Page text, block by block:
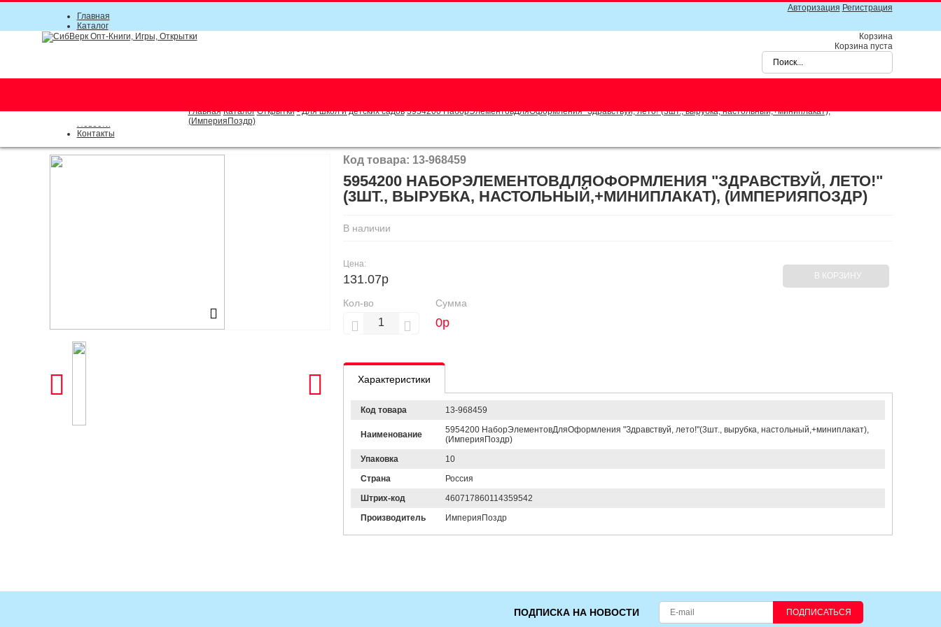
Авторизация Регистрация
Главная
Каталог
Прайс-листы
Доставка
Новости
Контакты
Корзина
Корзина пуста
Главная Каталог Открытки - Для школ и детских садов 5954200 НаборЭлементовДляОформления "Здравствуй, лето!"(3шт., вырубка, настольный,+миниплакат),
(ИмперияПоздр)
Код товара: 13-968459
5954200 НАБОРЭЛЕМЕНТОВДЛЯОФОРМЛЕНИЯ "ЗДРАВСТВУЙ, ЛЕТО!"
(3ШТ., ВЫРУБКА, НАСТОЛЬНЫЙ,+МИНИПЛАКАТ), (ИМПЕРИЯПОЗДР)
В наличии
Цена:
131.07р
Кол-во Сумма
0р
В КОРЗИНУ
Характеристики
Код товара 13-968459
Наименование
5954200 НаборЭлементовДляОформления "Здравствуй, лето!"(3шт., вырубка, настольный,+миниплакат),
(ИмперияПоздр)
Упаковка
10
Страна
Россия
Штрих-код
460717860114359542
Производитель
ИмперияПоздр
ПОДПИСКА НА НОВОСТИ ПОДПИСАТЬСЯ